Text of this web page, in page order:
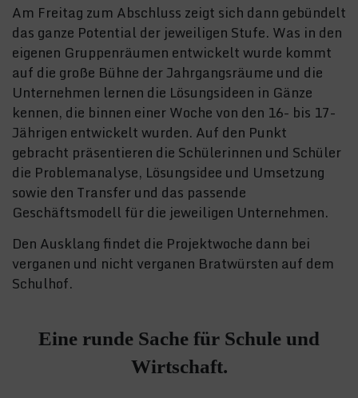
Am Freitag zum Abschluss zeigt sich dann gebündelt
das ganze Potential der jeweiligen Stufe. Was in den
eigenen Gruppenräumen entwickelt wurde kommt
auf die große Bühne der Jahrgangsräume und die
Unternehmen lernen die Lösungsideen in Gänze
kennen, die binnen einer Woche von den 16- bis 17-
Jährigen entwickelt wurden. Auf den Punkt
gebracht präsentieren die Schülerinnen und Schüler
die Problemanalyse, Lösungsidee und Umsetzung
sowie den Transfer und das passende
Geschäftsmodell für die jeweiligen Unternehmen.
Den Ausklang findet die Projektwoche dann bei
verganen und nicht verganen Bratwürsten auf dem
Schulhof.
Eine runde Sache für Schule und
Wirtschaft.